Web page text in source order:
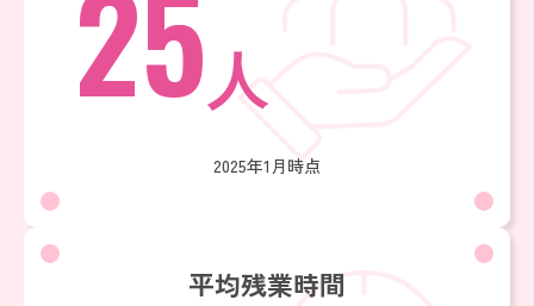
人
2025年1月時点
平均残業時間